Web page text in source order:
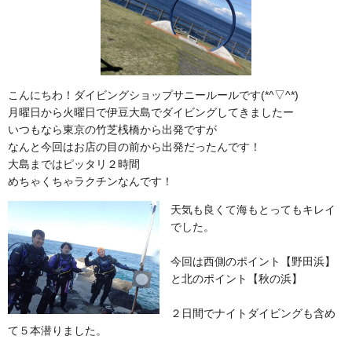
こんにちわ！ダイビングショップサニールールです(*^▽^*)
月曜日から火曜日で伊豆大島でダイビングしてきましたー
いつもなら東京の竹芝桟橋から出発ですが
なんと今回はお店の目の前から出発だったんです！
大島まではピッタリ２時間
めちゃくちゃラクチンなんです！
天気も良くて海もとってもキレイ
でした。
今回は西側のポイント【野田浜】
と北のポイント【秋の浜】
２日間でナイトダイビングも含め
て５本潜りました。